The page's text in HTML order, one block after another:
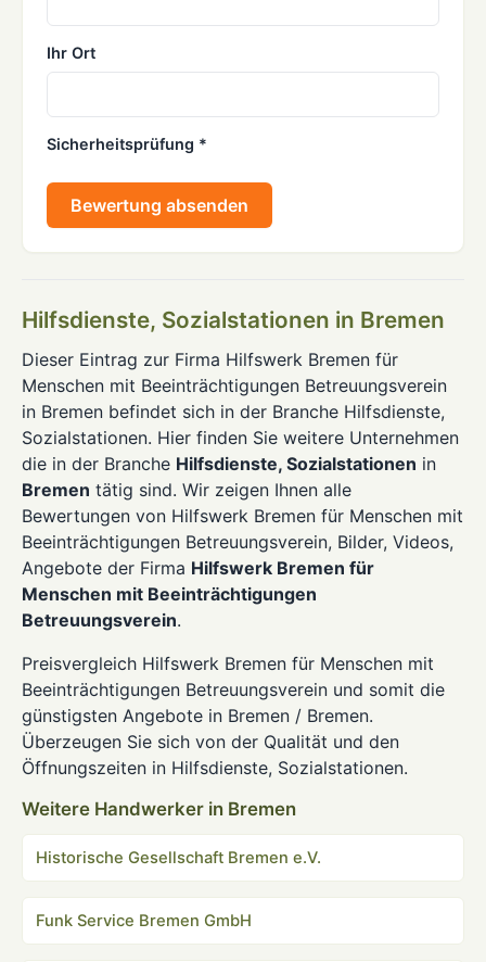
Ihr Ort
Sicherheitsprüfung *
Bewertung absenden
Hilfsdienste, Sozialstationen in Bremen
Dieser Eintrag zur Firma Hilfswerk Bremen für
Menschen mit Beeinträchtigungen Betreuungsverein
in Bremen befindet sich in der Branche Hilfsdienste,
Sozialstationen. Hier finden Sie weitere Unternehmen
die in der Branche Hilfsdienste, Sozialstationen in
Bremen tätig sind. Wir zeigen Ihnen alle
Bewertungen von Hilfswerk Bremen für Menschen mit
Beeinträchtigungen Betreuungsverein, Bilder, Videos,
Angebote der Firma Hilfswerk Bremen für
Menschen mit Beeinträchtigungen
Betreuungsverein.
Preisvergleich Hilfswerk Bremen für Menschen mit
Beeinträchtigungen Betreuungsverein und somit die
günstigsten Angebote in Bremen / Bremen.
Überzeugen Sie sich von der Qualität und den
Öffnungszeiten in Hilfsdienste, Sozialstationen.
Weitere Handwerker in Bremen
Historische Gesellschaft Bremen e.V.
Funk Service Bremen GmbH